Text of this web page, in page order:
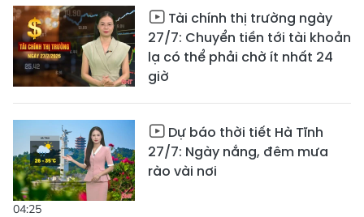
Tài chính thị trường ngày
27/7: Chuyển tiền tới tài khoản
lạ có thể phải chờ ít nhất 24
giờ
04:25
Dự báo thời tiết Hà Tĩnh
27/7: Ngày nắng, đêm mưa
rào vài nơi